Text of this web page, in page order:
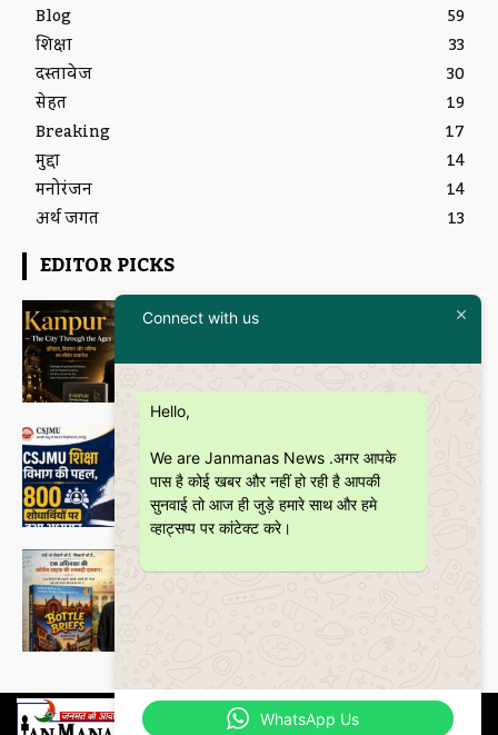
Blog
59
शिक्षा
33
दस्तावेज
30
सेहत
19
Breaking
17
मुद्दा
14
मनोरंजन
14
अर्थ जगत
13
EDITOR PICKS
Featured
इतिहास और आधुनिकता का संगम है
Ages” कॉफी टेबल बुक
Janmanas News - 5 July 2026
CSJMU, कानपुर द्वारा बना ‘जागरूकता पैमाना’
शोध की वैश्विक पहचान को देगा नई दिशा
Janmanas News - 28 June 2026
बॉटल ब्रीफ्स : एक अधिवक्ता की युवा उम्र की
Connect with us
Hello,
We are Janmanas News .अगर आपके
पास है कोई खबर और नहीं हो रही है आपकी
सुनवाई तो आज ही जुड़े हमारे साथ और हमे
व्हाट्सप्प पर कांटेक्ट करे।
WhatsApp Us